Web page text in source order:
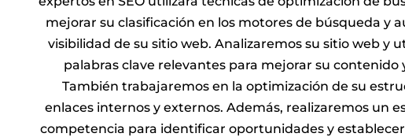
mejorar su clasificación en los motores de búsqueda y
visibilidad de su sitio web. Analizaremos su sitio web y
palabras clave relevantes para mejorar su contenido
También trabajaremos en la optimización de su
enlaces internos y externos. Además, realizaremos un
competencia para identificar oportunidades y